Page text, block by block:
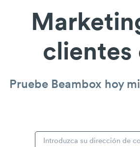
clientes
Pruebe Beambox hoy